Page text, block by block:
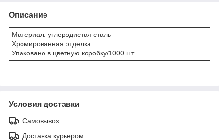
Описание
Материал: углеродистая сталь
Хромированная отделка
Упаковано в цветную коробку/1000 шт.
Условия доставки
Самовывоз
Доставка курьером